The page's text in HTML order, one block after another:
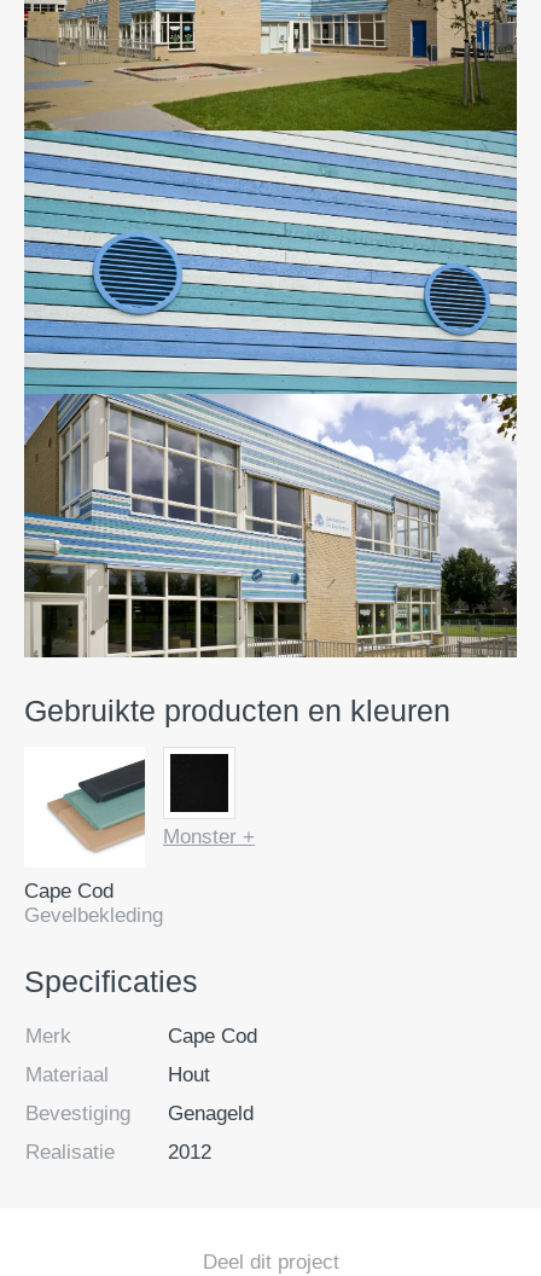
Gebruikte producten en kleuren
Cape Cod
Gevelbekleding
Monster +
Specificaties
Merk
Cape Cod
Materiaal
Hout
Bevestiging
Genageld
Realisatie
2012
Deel dit project